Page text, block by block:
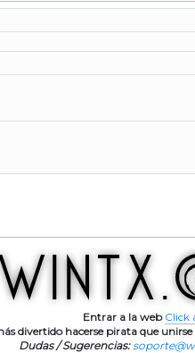
Entrar a la web Click
divertido hacerse pirata que
Dudas / Sugerencias: